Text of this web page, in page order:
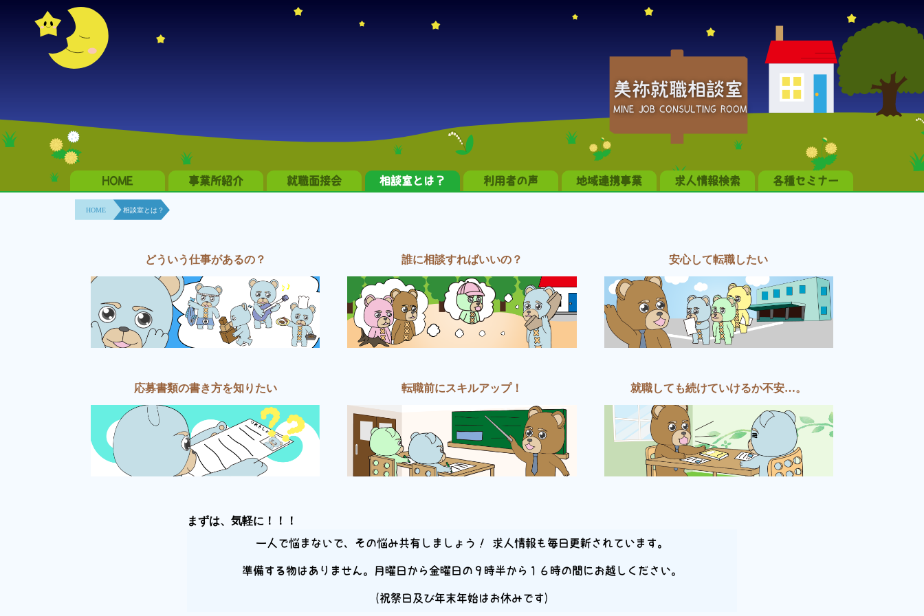
美祢就職相談室
MINE JOB CONSULTING ROOM
HOME 事業所紹介 就職面接会 相談室とは？ 利用者の声 地域連携事業 求人情報検索 各種セミナー
HOME 相談室とは？
どういう仕事があるの？ 誰に相談すればいいの？ 安心して転職したい
応募書類の書き方を知りたい 転職前にスキルアップ！ 就職しても続けていけるか不安…。
まずは、気軽に！！！
一人で悩まないで、その悩み共有しましょう！ 求人情報も毎日更新されています。
準備する物はありません。月曜日から金曜日の９時半から１６時の間にお越しください。
(祝祭日及び年末年始はお休みです)